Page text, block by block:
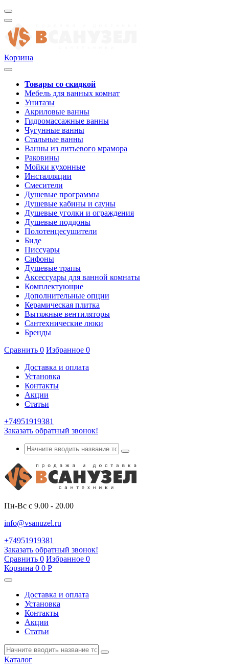
Корзина
Товары со скидкой
Мебель для ванных комнат
Унитазы
Акриловые ванны
Гидромассажные ванны
Чугунные ванны
Стальные ванны
Ванны из литьевого мрамора
Раковины
Мойки кухонные
Инсталляции
Смесители
Душевые программы
Душевые кабины и сауны
Душевые уголки и ограждения
Душевые поддоны
Полотенцесушители
Биде
Писсуары
Сифоны
Душевые трапы
Аксессуары для ванной комнаты
Комплектующие
Дополнительные опции
Керамическая плитка
Вытяжные вентиляторы
Сантехнические люки
Бренды
Сравнить 0 Избранное 0
Доставка и оплата
Установка
Контакты
Акции
Статьи
+74951919381
Заказать обратный звонок!
Пн-Вс с 9.00 - 20.00
info@vsanuzel.ru
+74951919381
Заказать обратный звонок!
Сравнить 0 Избранное 0
Корзина 0 0 Р
Доставка и оплата
Установка
Контакты
Акции
Статьи
Каталог